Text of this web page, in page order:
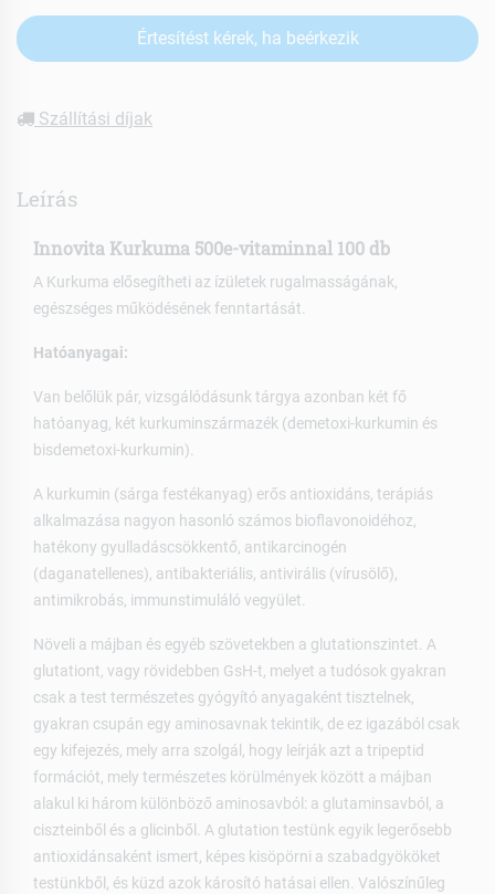
Értesítést kérek, ha beérkezik
Szállítási díjak
Leírás
Innovita Kurkuma 500e-vitaminnal 100 db
A Kurkuma elősegítheti az ízületek rugalmasságának,
egészséges működésének fenntartását.
Hatóanyagai:
Van belőlük pár, vizsgálódásunk tárgya azonban két fő
hatóanyag, két kurkuminszármazék (demetoxi-kurkumin és
bisdemetoxi-kurkumin).
A kurkumin (sárga festékanyag) erős antioxidáns, terápiás
alkalmazása nagyon hasonló számos bioflavonoidéhoz,
hatékony gyulladáscsökkentő, antikarcinogén
(daganatellenes), antibakteriális, antivirális (vírusölő),
antimikrobás, immunstimuláló vegyület.
Növeli a májban és egyéb szövetekben a glutationszintet. A
glutationt, vagy rövidebben GsH-t, melyet a tudósok gyakran
csak a test természetes gyógyító anyagaként tisztelnek,
gyakran csupán egy aminosavnak tekintik, de ez igazából csak
egy kifejezés, mely arra szolgál, hogy leírják azt a tripeptid
formációt, mely természetes körülmények között a májban
alakul ki három különböző aminosavból: a glutaminsavból, a
ciszteinből és a glicinből. A glutation testünk egyik legerősebb
antioxidánsaként ismert, képes kisöpörni a szabadgyököket
testünkből, és küzd azok károsító hatásai ellen. Valószínűleg